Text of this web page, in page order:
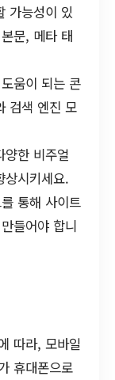
가능성이 있
문, 메타 태
움이 되는 콘
검색 엔진 모
양한 비주얼
상시키세요.
통해 사이트
들어야 합니
따라, 모바일
휴대폰으로